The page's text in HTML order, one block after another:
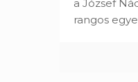
a József
rangos